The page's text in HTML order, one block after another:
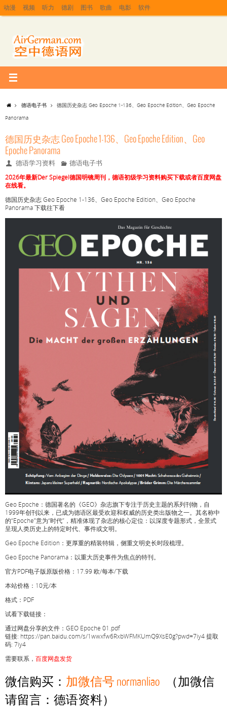
动漫 视频 听力 德剧 图书 歌曲 电影 软件
德语电子书
德国历史杂志 Geo Epoche 1-136、Geo Epoche Edition、Geo Epoche
Panorama
德国历史杂志 Geo Epoche 1-136、Geo Epoche Edition、Geo
Epoche Panorama
德语学习资料 德语电子书
2026年最新Der Spiegel德国明镜周刊，德语初级学习资料购买下载或者百度网盘
在线看。
德国历史杂志 Geo Epoche 1-136、Geo Epoche Edition、Geo Epoche
Panorama 下载往下看
Geo Epoche：德国著名的《GEO》杂志旗下专注于历史主题的系列刊物，自
1999年创刊以来，已成为德语区最受欢迎和权威的历史类出版物之一。其名称中
的“Epoche”意为“时代”，精准体现了杂志的核心定位：以深度专题形式，全景式
呈现人类历史上的特定时代、事件或文明。
Geo Epoche Edition：更厚重的精装特辑，侧重文明史长时段梳理。
Geo Epoche Panorama：以重大历史事件为焦点的特刊。
官方PDF电子版原版价格：17.99 欧/每本/下载
本站价格：10元/本
格式：PDF
试看下载链接：
通过网盘分享的文件：GEO Epoche 01.pdf
链接: https://pan.baidu.com/s/1wwxfw6RxbWFMKUmQ9XsE0g?pwd=7iy4 提取
码: 7iy4
需要联系， 百度网盘发货
微信购买： 加微信号 normanliao
（加微信
请留言：德语资料）